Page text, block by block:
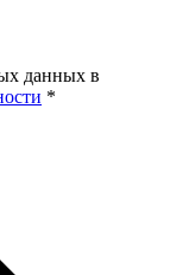
данных в
*